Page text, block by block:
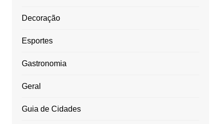
Decoração
Esportes
Gastronomia
Geral
Guia de Cidades